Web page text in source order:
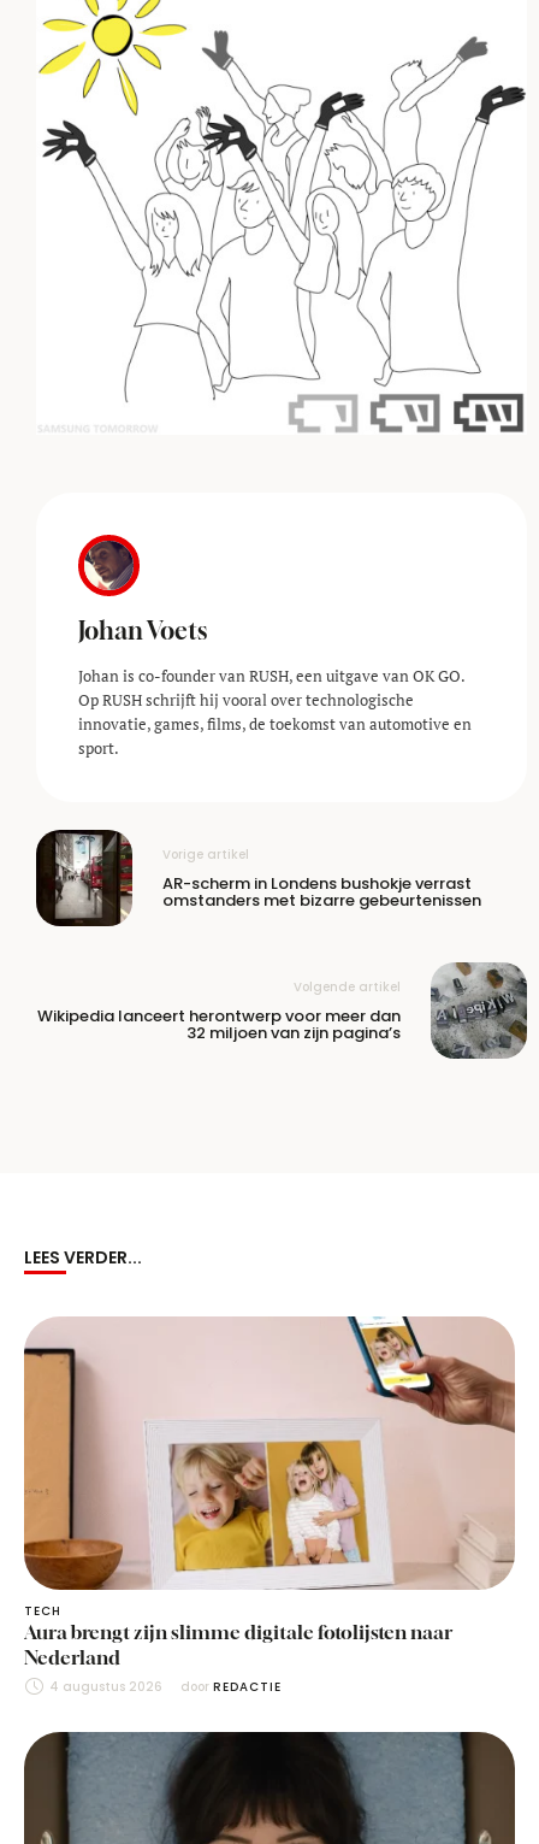
Johan Voets
Johan is co-founder van RUSH, een uitgave van OK GO.
Op RUSH schrijft hij vooral over technologische
innovatie, games, films, de toekomst van automotive en
sport.
Vorige artikel
AR-scherm in Londens bushokje verrast
omstanders met bizarre gebeurtenissen
Volgende artikel
Wikipedia lanceert herontwerp voor meer dan
32 miljoen van zijn pagina’s
LEES VERDER...
TECH
Aura brengt zijn slimme digitale fotolijsten naar
Nederland
4 augustus 2026 door REDACTIE